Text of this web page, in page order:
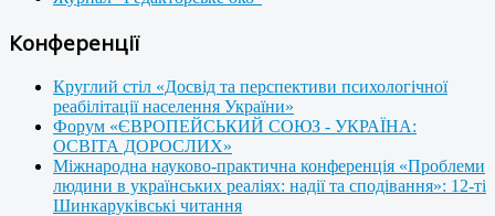
Конференції
Круглий стіл «Досвід та перспективи психологічної
реабілітації населення України»
Форум «ЄВРОПЕЙСЬКИЙ СОЮЗ - УКРАЇНА:
ОСВІТА ДОРОСЛИХ»
Міжнародна науково-практична конференція «Проблеми
людини в українських реаліях: надії та сподівання»: 12-ті
Шинкаруківські читання